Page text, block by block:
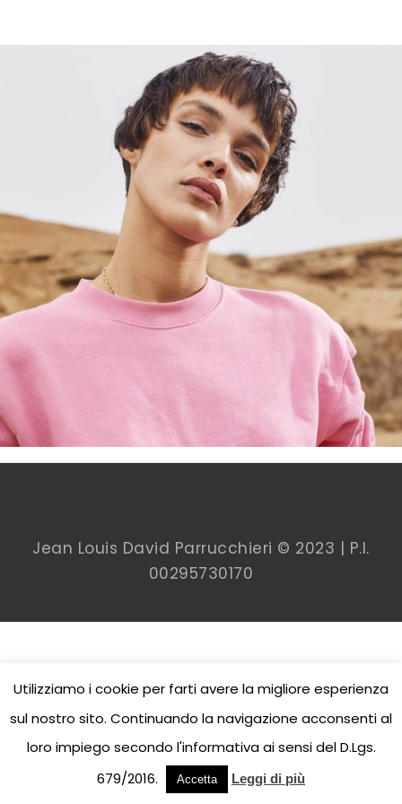
Jean Louis David Parrucchieri © 2023 | P.I.
00295730170
Utilizziamo i cookie per farti avere la migliore esperienza
sul nostro sito. Continuando la navigazione acconsenti al
loro impiego secondo l'informativa ai sensi del D.Lgs.
679/2016.
Accetta Leggi di più